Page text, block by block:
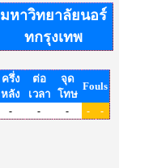
มหาวิทยาลัยนอร์
ทกรุงเทพ
ครึ่ง
หลัง
ต่อ
เวลา
จุด
โทษ
Fouls
- - - - -